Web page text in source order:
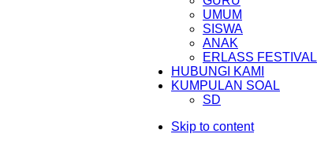
UMUM
SISWA
ANAK
ERLASS FESTIVAL
HUBUNGI KAMI
KUMPULAN SOAL
SD
Skip to content